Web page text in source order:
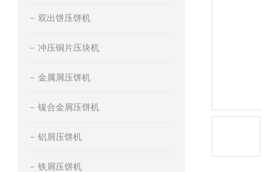
双出饼压饼机
冲压铜片压块机
金属屑压饼机
镍合金屑压饼机
铝屑压饼机
铁屑压饼机